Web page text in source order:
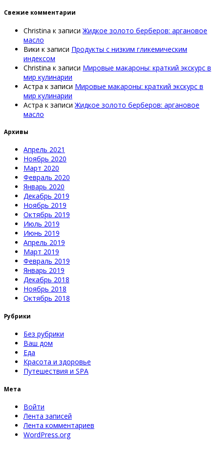
Свежие комментарии
Christina к записи Жидкое золото берберов: аргановое
масло
Вики к записи Продукты с низким гликемическим
индексом
Christina к записи Мировые макароны: краткий экскурс в
мир кулинарии
Астра к записи Мировые макароны: краткий экскурс в
мир кулинарии
Астра к записи Жидкое золото берберов: аргановое
масло
Архивы
Апрель 2021
Ноябрь 2020
Март 2020
Февраль 2020
Январь 2020
Декабрь 2019
Ноябрь 2019
Октябрь 2019
Июль 2019
Июнь 2019
Апрель 2019
Март 2019
Февраль 2019
Январь 2019
Декабрь 2018
Ноябрь 2018
Октябрь 2018
Рубрики
Без рубрики
Ваш дом
Еда
Красота и здоровье
Путешествия и SPA
Мета
Войти
Лента записей
Лента комментариев
WordPress.org